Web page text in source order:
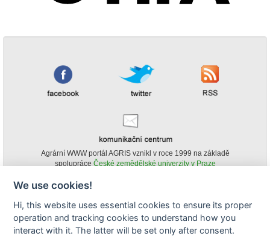
Agrární WWW portál AGRIS vznikl v roce 1999 na základě
spolupráce České zemědělské univerzity v Praze
obsahu agrárního WWW portálu AGRIS je možné
(pokud není uvedeno jinak) pouze za podmínky uvedení zdroje v podobě
www.agris.cz a data publikace v AGRISu.
We use cookies!
Hi, this website uses essential cookies to ensure its proper
operation and tracking cookies to understand how you
interact with it. The latter will be set only after consent.